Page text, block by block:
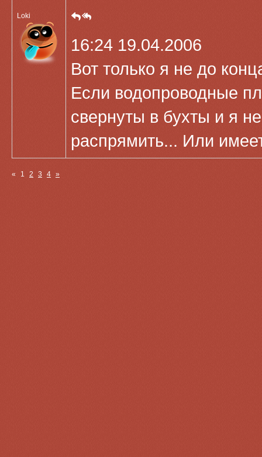
Loki
16:24 19.04.2006
Вот только я не до
Если водопроводные
свернуты в бухты и я
распрямить... Или
« 1 2 3 4 »